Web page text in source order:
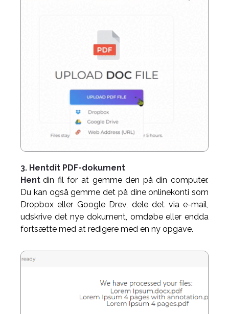
3. Hentdit PDF-dokument
Hent din fil for at gemme den på din computer.
Du kan også gemme det på dine onlinekonti som
Dropbox eller Google Drev, dele det via e-mail,
udskrive det nye dokument, omdøbe eller endda
fortsætte med at redigere med en ny opgave.